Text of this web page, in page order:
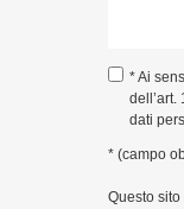
* Ai
dell’art.
dati
* (campo
Questo